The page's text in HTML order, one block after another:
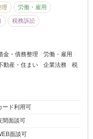
理
労働・雇用
税務訴訟
金・債務整理
労働・雇用
動産・住まい 企業法務
税
ード利用可
間面談可
面談可